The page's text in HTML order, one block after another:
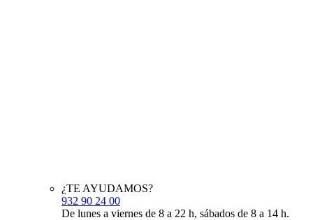
¿TE AYUDAMOS?
932 90 24 00
De lunes a viernes de 8 a 22 h, sábados de 8 a 14 h.